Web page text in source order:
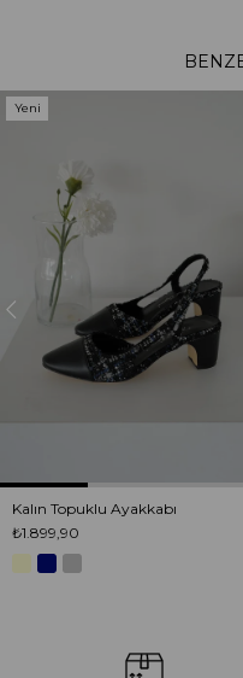
Kalın Topuklu Ayakkabı
₺1.899,90
Yeni